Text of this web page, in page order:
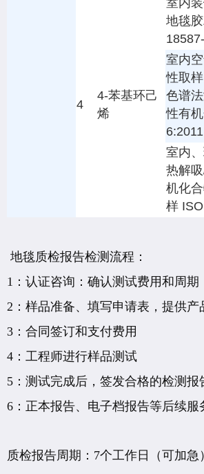
4
4-苯基环己
烯
室内
地毯
室内
性取
色谱
性有
6:2011
室内
热解
机化
样
地毯质检报告检测流程：
1：认证咨询：确认测试费用和周期
2：样品准备、填写申请表，提供产
3：合同签订和支付费用
4：工程师进行样品测试
5：测试完成后，签发合格的检测报
6：正本报告、电子档报告等后续服
质检报告周期：7个工作日（可加急）